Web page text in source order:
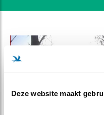
Deze website maakt